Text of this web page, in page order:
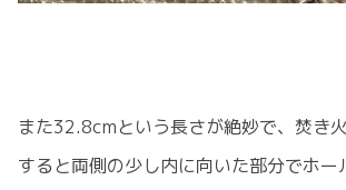
また32.8cmという長さが絶妙で、焚き
すると両側の少し内に向いた部分でホー